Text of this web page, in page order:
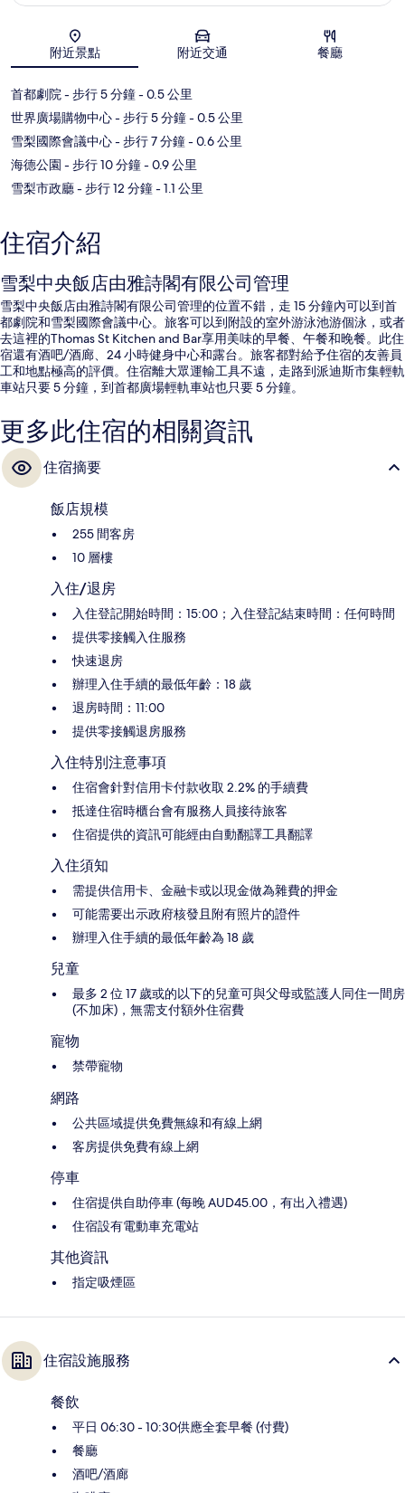
地圖
附近景點 附近交通 餐廳
首都劇院- 步行 5 分鐘- 0.5 公里
世界廣場購物中心- 步行 5 分鐘- 0.5 公里
雪梨國際會議中心- 步行 7 分鐘- 0.6 公里
海德公園 - 步行 10 分鐘- 0.9 公里
雪梨市政廳- 步行 12 分鐘- 1.1 公里
住宿介紹
雪梨中央飯店由雅詩閣有限公司管理
雪梨中央飯店由雅詩閣有限公司管理的位置不錯，走 15 分鐘內可以到首
都劇院和雪梨國際會議中心。旅客可以到附設的室外游泳池游個泳，或者
去這裡的Thomas St Kitchen and Bar享用美味的早餐、午餐和晚餐。此住
宿還有酒吧/酒廊、24 小時健身中心和露台。旅客都對給予住宿的友善員
工和地點極高的評價。住宿離大眾運輸工具不遠，走路到派迪斯市集輕軌
車站只要 5 分鐘，到首都廣場輕軌車站也只要 5 分鐘。
更多此住宿的相關資訊
住宿摘要
飯店規模
255 間客房
10 層樓
入住/退房
入住登記開始時間：15:00；入住登記結束時間：任何時間
提供零接觸入住服務
快速退房
辦理入住手續的最低年齡：18 歲
退房時間：11:00
提供零接觸退房服務
入住特別注意事項
住宿會針對信用卡付款收取 2.2% 的手續費
抵達住宿時櫃台會有服務人員接待旅客
住宿提供的資訊可能經由自動翻譯工具翻譯
入住須知
需提供信用卡、金融卡或以現金做為雜費的押金
可能需要出示政府核發且附有照片的證件
辦理入住手續的最低年齡為 18 歲
兒童
最多 2 位 17 歲或的以下的兒童可與父母或監護人同住一間房
(不加床)，無需支付額外住宿費
寵物
禁帶寵物
網路
公共區域提供免費無線和有線上網
客房提供免費有線上網
停車
住宿提供自助停車 (每晚 AUD45.00，有出入禮遇)
住宿設有電動車充電站
其他資訊
指定吸煙區
住宿設施服務
餐飲
平日 06:30 - 10:30供應全套早餐 (付費)
餐廳
酒吧/酒廊